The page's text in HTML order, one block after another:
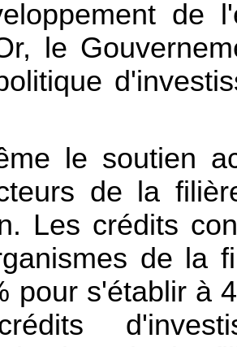
de
le
le soutien
de la
Les crédits
de la
pour s'établir à